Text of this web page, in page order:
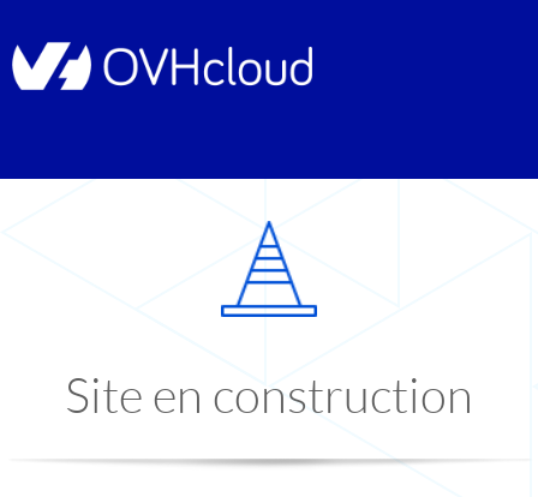
Site en construction